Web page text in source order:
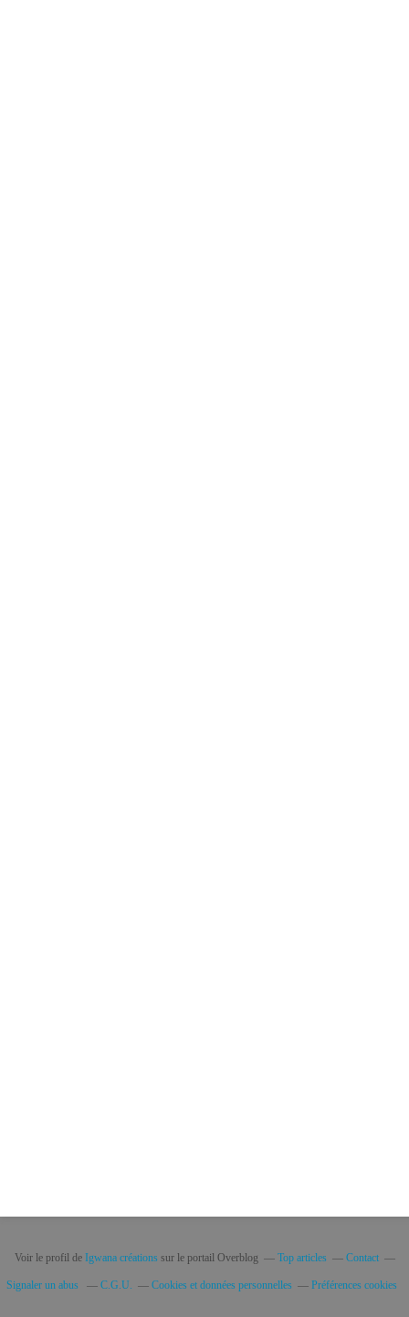
Voir le profil de Igwana créationssur le portail Overblog Top articles Contact
Signaler un abus C.G.U. Cookies et données personnelles Préférences cookies